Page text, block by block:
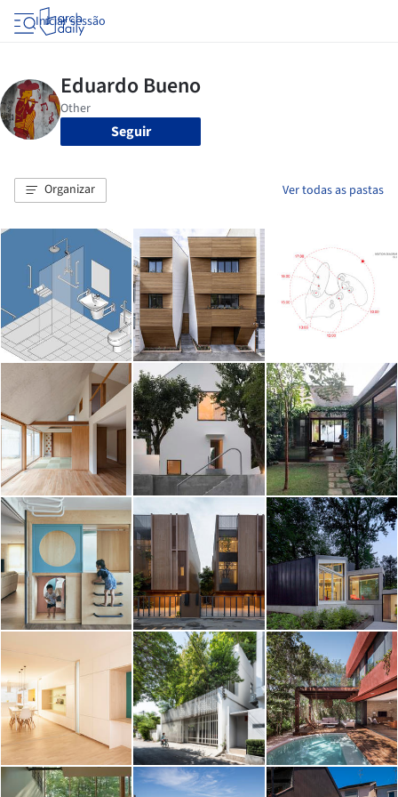
Iniciar sessão
Seguir
Organizar Ver todas as pastas